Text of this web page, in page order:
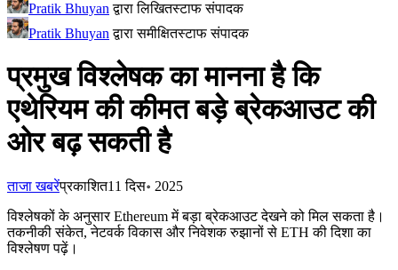
Pratik Bhuyan द्वारा लिखितस्टाफ संपादक
Pratik Bhuyan द्वारा समीक्षितस्टाफ संपादक
प्रमुख विश्लेषक का मानना है कि
एथेरियम की कीमत बड़े ब्रेकआउट की
ओर बढ़ सकती है
ताजा खबरेंप्रकाशित11 दिस॰ 2025
विश्लेषकों के अनुसार Ethereum में बड़ा ब्रेकआउट देखने को मिल सकता है।
तकनीकी संकेत, नेटवर्क विकास और निवेशक रुझानों से ETH की दिशा का
विश्लेषण पढ़ें।